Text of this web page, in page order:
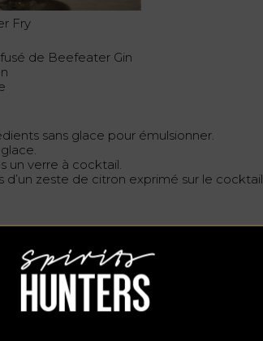
Fry
de Beefeater Gin
sans glace pour émulsionner.
un verre à cocktail.
d’un zeste de citron exprimé sur le
par Simon Kirstenfeger